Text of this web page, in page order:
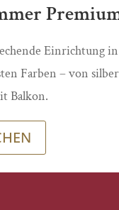
Einrichtung in
Farben – von
Balkon.